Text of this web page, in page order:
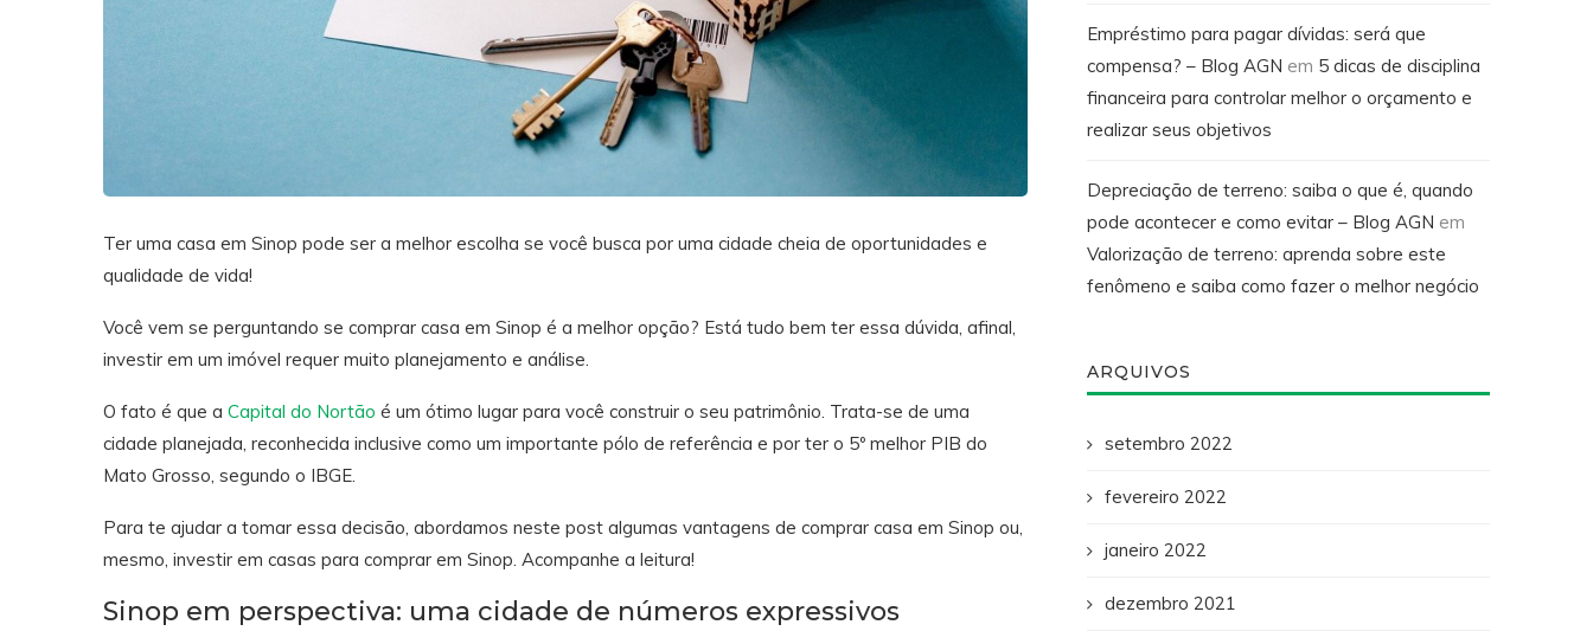
Ter uma casa em Sinop pode ser a melhor escolha se você busca por uma cidade cheia de oportunidades e
qualidade de vida!
Você vem se perguntando se comprar casa em Sinop é a melhor opção? Está tudo bem ter essa dúvida, afinal,
investir em um imóvel requer muito planejamento e análise.
O fato é que a Capital do Nortão é um ótimo lugar para você construir o seu patrimônio. Trata-se de uma
cidade planejada, reconhecida inclusive como um importante pólo de referência e por ter o 5º melhor PIB do
Mato Grosso, segundo o IBGE.
Para te ajudar a tomar essa decisão, abordamos neste post algumas vantagens de comprar casa em Sinop ou,
mesmo, investir em casas para comprar em Sinop. Acompanhe a leitura!
Sinop em perspectiva: uma cidade de números expressivos
Empréstimo para pagar dívidas: será que
compensa? – Blog AGN em 5 dicas de disciplina
financeira para controlar melhor o orçamento e
realizar seus objetivos
Depreciação de terreno: saiba o que é, quando
pode acontecer e como evitar – Blog AGN em
Valorização de terreno: aprenda sobre este
fenômeno e saiba como fazer o melhor negócio
ARQUIVOS
setembro 2022
fevereiro 2022
janeiro 2022
dezembro 2021